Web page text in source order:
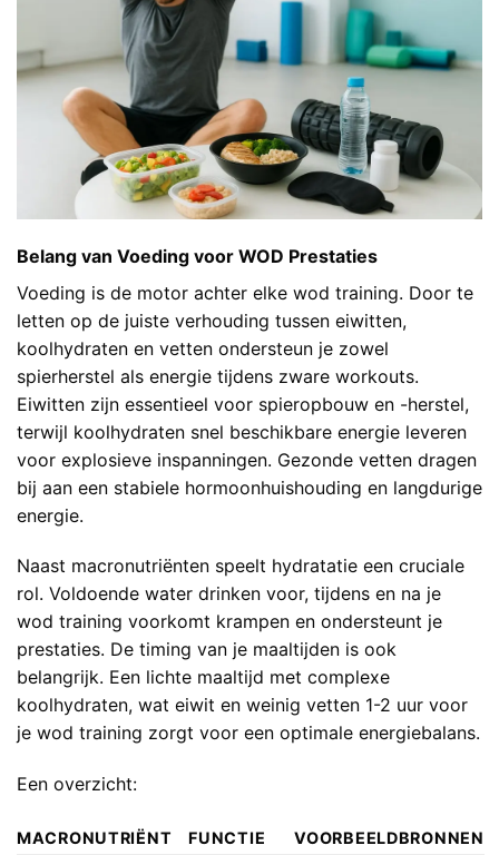
Belang van Voeding voor WOD Prestaties
Voeding is de motor achter elke wod training. Door te
letten op de juiste verhouding tussen eiwitten,
koolhydraten en vetten ondersteun je zowel
spierherstel als energie tijdens zware workouts.
Eiwitten zijn essentieel voor spieropbouw en -herstel,
terwijl koolhydraten snel beschikbare energie leveren
voor explosieve inspanningen. Gezonde vetten dragen
bij aan een stabiele hormoonhuishouding en langdurige
energie.
Naast macronutriënten speelt hydratatie een cruciale
rol. Voldoende water drinken voor, tijdens en na je
wod training voorkomt krampen en ondersteunt je
prestaties. De timing van je maaltijden is ook
belangrijk. Een lichte maaltijd met complexe
koolhydraten, wat eiwit en weinig vetten 1-2 uur voor
je wod training zorgt voor een optimale energiebalans.
Een overzicht:
MACRONUTRIËNT FUNCTIE VOORBEELDBRONNEN